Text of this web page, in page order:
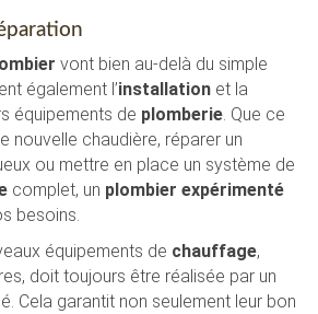
vont bien au-delà du simple
également l’installationet la
équipements de plomberie. Que ce
nouvelle chaudière, réparer un
ou mettre en place un système de
complet, un plombier expérimenté
besoins.
équipements de chauffage,
doit toujours être réalisée par un
Cela garantit non seulement leur bon